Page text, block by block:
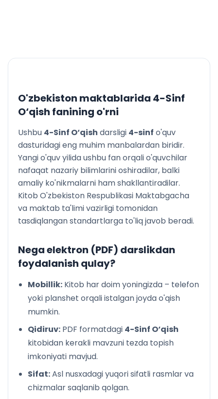
Hidi, tilimi va mazasidan
Davlat
Xo‘p hayda
Ziyrak uch yigit
ZUMRAD BAHOR
Q. Hikmat. Bahor
Yusuf Xos Hojib. Bahor ta’rifida
X. To‘xtaboyev. Erkacholning o‘rigi
Yaxshidan bog‘ qoladi
A. Abdurazzoq. Danak ichidagi daraxt
G‘ayratiy. Buzilmagan uya
JAHON BOLALAR ADABIYOTI
X. K. Andersen. Bolalar gurungi
Aka-yka Grimmlar. Bir xurmacha shavla
F. Erdinch. Rustam
S. Marshak. Eshikni yop
Ch. Aytmatov. Jimjiloq
XOTIRA MUQADDAS, TINCHLIK VA DO‘STLIK ULUG‘ NE’MAT
Sh. Sa’dulla. Tinchlik qushi haqida men o‘qigan she’r
X. To‘xtaboyev. Do‘stlik
R. Isoqov. Mangu olov
S. Barnoyev. Askar qaytgan kun
H. Rahmat. Yaxshi niyat
H. Nazir. Shoira
YOZ O‘TADI SOZ
O'zbekiston maktablarida 4-Sinf
O‘qish fanining o'rni
Ushbu 4-Sinf O‘qish darsligi 4-sinf o'quv
dasturidagi eng muhim manbalardan biridir.
Yangi o'quv yilida ushbu fan orqali o'quvchilar
nafaqat nazariy bilimlarini oshiradilar, balki
amaliy ko'nikmalarni ham shakllantiradilar.
Kitob O'zbekiston Respublikasi Maktabgacha
va maktab ta'limi vazirligi tomonidan
tasdiqlangan standartlarga to'liq javob beradi.
Nega elektron (PDF) darslikdan
foydalanish qulay?
Mobillik: Kitob har doim yoningizda – telefon
yoki planshet orqali istalgan joyda o'qish
mumkin.
Qidiruv: PDF formatdagi 4-Sinf O‘qish
kitobidan kerakli mavzuni tezda topish
imkoniyati mavjud.
Sifat:Asl nusxadagi yuqori sifatli rasmlar va
chizmalar saqlanib qolgan.